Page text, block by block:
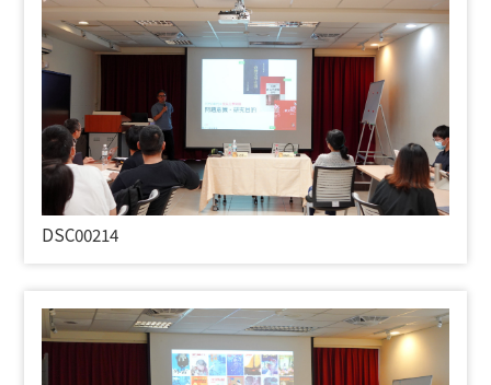
DSC00214